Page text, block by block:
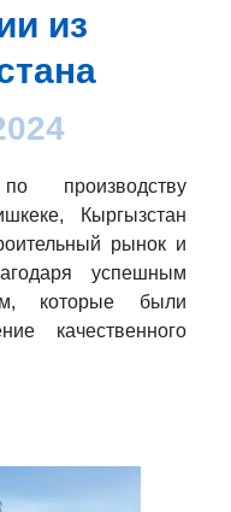
из
производству
Кыргызстан
рынок и
успешным
которые были
качественного